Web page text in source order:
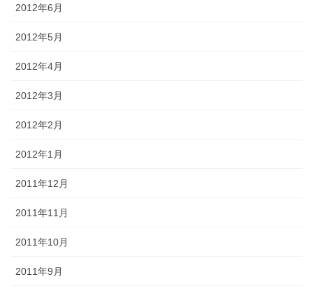
2012年6月
2012年5月
2012年4月
2012年3月
2012年2月
2012年1月
2011年12月
2011年11月
2011年10月
2011年9月